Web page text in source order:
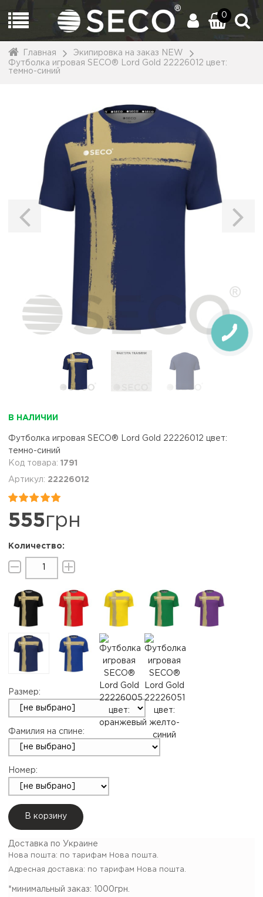
0
Главная
Экипировка на заказ NEW
Футболка игровая SECO® Lord Gold 22226012 цвет:
темно-синий
В НАЛИЧИИ
Футболка игровая SECO® Lord Gold 22226012 цвет:
темно-синий
1791
22226012


555грн
Размер:
Фамилия на спине:
Номер:
В корзину
Доставка по Украине
Нова пошта: по тарифам Нова пошта.
Адресная доставка: по тарифам Нова пошта.
*минимальный заказ:
1000грн.